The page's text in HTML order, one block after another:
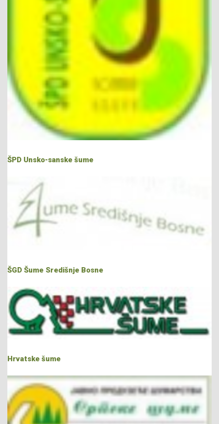
ŠPD Unsko-sanske šume
ŠGD Šume Središnje Bosne
Hrvatske šume